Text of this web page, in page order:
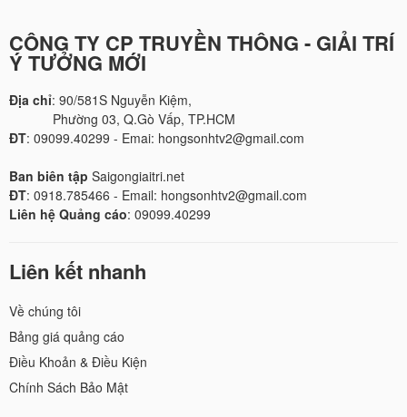
CÔNG TY CP TRUYỀN THÔNG - GIẢI TRÍ
Ý TƯỞNG MỚI
Địa chỉ: 90/581S Nguyễn Kiệm,
Phường 03, Q.Gò Vấp, TP.HCM
ĐT: 09099.40299 - Emai: hongsonhtv2@gmail.com
Ban biên tập Saigongiaitri.net
ĐT: 0918.785466 - Email: hongsonhtv2@gmail.com
Liên hệ Quảng cáo: 09099.40299
Liên kết nhanh
Về chúng tôi
Bảng giá quảng cáo
Điều Khoản & Điều Kiện
Chính Sách Bảo Mật